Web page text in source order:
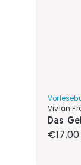
Vivian
Das
€17.00